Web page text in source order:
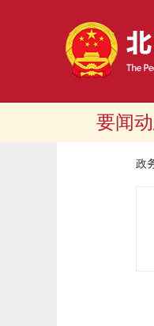
要闻
政